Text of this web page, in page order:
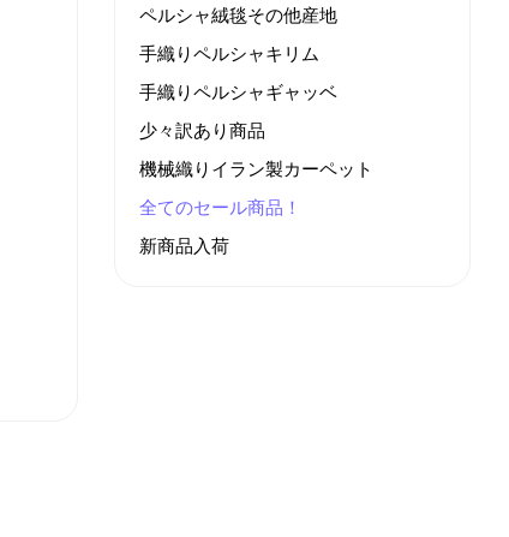
ペルシャ絨毯その他産地
手織りペルシャキリム
手織りペルシャギャッベ
少々訳あり商品
機械織りイラン製カーペット
全てのセール商品！
新商品入荷